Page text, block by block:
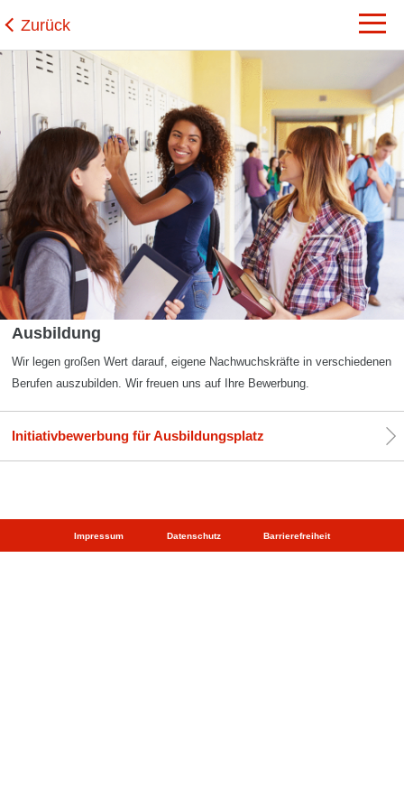
Zurück
Ausbildung
Wir legen großen Wert darauf, eigene Nachwuchskräfte in verschiedenen
Berufen auszubilden. Wir freuen uns auf Ihre Bewerbung.
Initiativbewerbung für Ausbildungsplatz
Impressum Datenschutz Barrierefreiheit